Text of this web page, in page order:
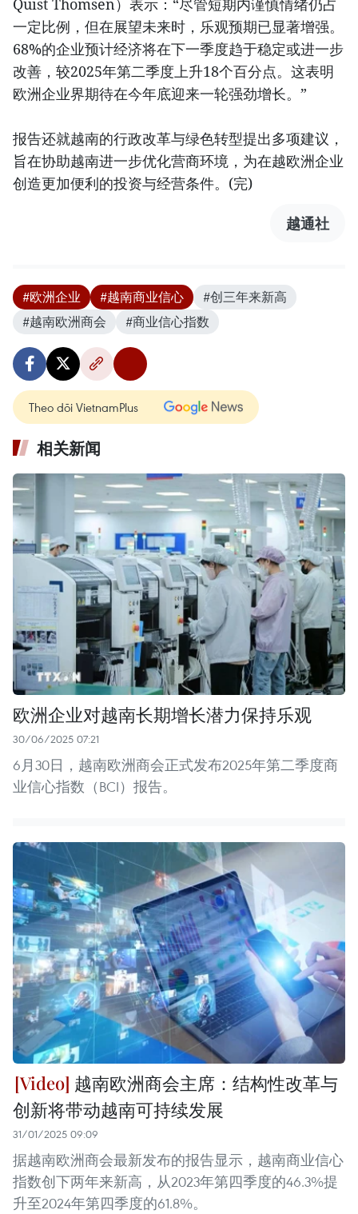
一定比例，但在展望未来时，乐观预期已显著增强。
68%的企业预计经济将在下一季度趋于稳定或进一步
改善，较2025年第二季度上升18个百分点。这表明
欧洲企业界期待在今年底迎来一轮强劲增长。”
报告还就越南的行政改革与绿色转型提出多项建议，
旨在协助越南进一步优化营商环境，为在越欧洲企业
创造更加便利的投资与经营条件。(完)
越通社
#欧洲企业 #越南商业信心
#创三年来新高
#越南欧洲商会
#商业信心指数
Theo dõi VietnamPlus
相关新闻
欧洲企业对越南长期增长潜力保持乐观
30/06/2025 07:21
6月30日，越南欧洲商会正式发布2025年第二季度商
业信心指数（BCI）报告。
越南欧洲商会主席：结构性改革与
创新将带动越南可持续发展
31/01/2025 09:09
据越南欧洲商会最新发布的报告显示，越南商业信心
指数创下两年来新高，从2023年第四季度的46.3%提
升至2024年第四季度的61.8%。